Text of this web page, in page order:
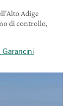
Adige
di controllo,
Garancini